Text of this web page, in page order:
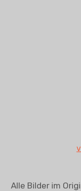
Alle Bilder im